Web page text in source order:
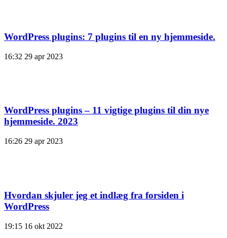
WordPress plugins: 7 plugins til en ny hjemmeside.
16:32 29 apr 2023
WordPress plugins – 11 vigtige plugins til din nye
hjemmeside. 2023
16:26 29 apr 2023
Hvordan skjuler jeg et indlæg fra forsiden i
WordPress
19:15 16 okt 2022